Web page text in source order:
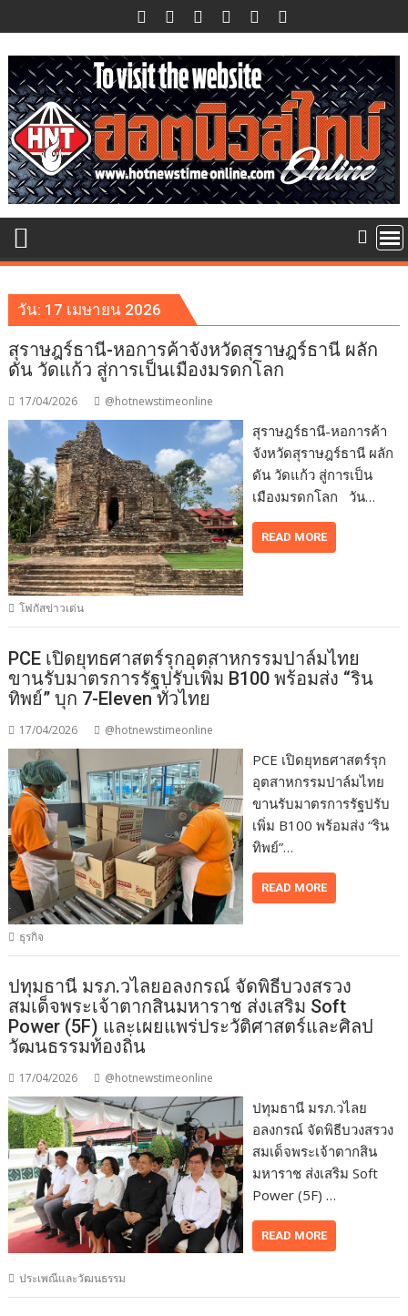
to
content
วัน: 17 เมษายน 2026
สุราษฎร์ธานี-หอการค้าจังหวัดสุราษฎร์ธานี ผลัก
ดัน วัดแก้ว สู่การเป็นเมืองมรดกโลก
17/04/2026 @hotnewstimeonline
สุราษฎร์ธานี-หอการค้า
จังหวัดสุราษฎร์ธานี ผลัก
ดัน วัดแก้ว สู่การเป็น
เมืองมรดกโลก วัน…
READ MORE
โฟกัสข่าวเด่น
PCE เปิดยุทธศาสตร์รุกอุตสาหกรรมปาล์มไทย
ขานรับมาตรการรัฐปรับเพิ่ม B100 พร้อมส่ง “ริน
ทิพย์” บุก 7-Eleven ทั่วไทย
17/04/2026 @hotnewstimeonline
PCE เปิดยุทธศาสตร์รุก
อุตสาหกรรมปาล์มไทย
ขานรับมาตรการรัฐปรับ
เพิ่ม B100 พร้อมส่ง “ริน
ทิพย์”…
READ MORE
ธุรกิจ
ปทุมธานี มรภ.วไลยอลงกรณ์ จัดพิธีบวงสรวง
สมเด็จพระเจ้าตากสินมหาราช ส่งเสริม Soft
Power (5F) และเผยแพร่ประวัติศาสตร์และศิลป
วัฒนธรรมท้องถิ่น
17/04/2026 @hotnewstimeonline
ปทุมธานี มรภ.วไลย
อลงกรณ์ จัดพิธีบวงสรวง
สมเด็จพระเจ้าตากสิน
มหาราช ส่งเสริม Soft
Power (5F) …
READ MORE
ประเพณีและวัฒนธรรม